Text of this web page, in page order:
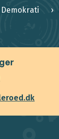
Demokrati